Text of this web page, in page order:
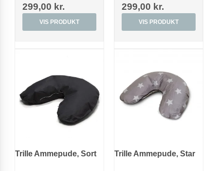
299,00 kr.
VIS PRODUKT
299,00 kr.
VIS PRODUKT
Trille Ammepude, Sort Trille Ammepude, Star